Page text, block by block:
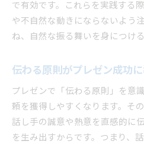
で有効です。これらを実践する
や不自然な動きにならないよう
ね、自然な振る舞いを身につけ
伝わる原則がプレゼン成功
プレゼンで「伝わる原則」を意
頼を獲得しやすくなります。そ
話し手の誠意や熱意を直感的に
を生み出すからです。つまり、